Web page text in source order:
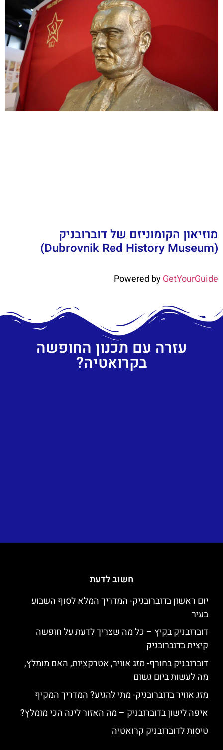
מוזיאון הקומוניזם של דוברובניק
(Dubrovnik Red History Museum)
Powered byGetYourGuide
עזרה עם תכנון החופשה
בקרואטיה?
חשוב לדעת
יום ראשון בדוברובניק- המדריך המלא לסוף השבוע
בעיר
דוברובניק בקיץ – כל מה שצריך לדעת על חופשה
קיצית בדוברובניק
דוברובניק בחורף- מזג אוויר, אטרקציות, האם מומלץ,
מה לעשות ביום גשום
מזג אוויר בדוברובניק- מתי להגיע? המדריך המקיף
איפה לישון בדוברובניק – מה האזור לינה הכי מומלץ?
טיסות לדוברובניק קרואטיה